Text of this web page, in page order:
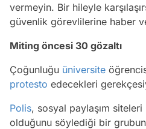
vermeyin. Bir hileyle
güvenlik görevlilerine haber
Miting öncesi 30 gözaltı
Çoğunluğu üniversite
protesto edecekleri
Polis, sosyal paylaşım
olduğunu söylediği bir